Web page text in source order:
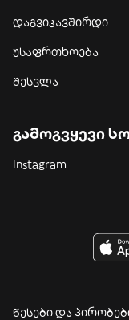
დაგვიკავშირდი
უსაფრთხოება
შესვლა
გამოგვყევი
Instagram
წესები და